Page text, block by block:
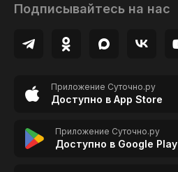
Подписывайтесь на нас
Приложение Суточно.ру
Доступно в App Store
Приложение Суточно.ру
Доступно в Google Play